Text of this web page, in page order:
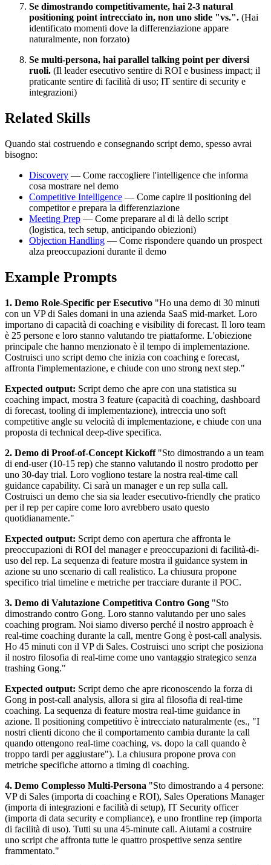
Se dimostrando competitivamente, hai 2-3 natural
positioning point intrecciato in, non uno slide "vs.". (Hai
identificato momenti dove la differenziazione appare
naturalmente, non forzato)
Se multi-persona, hai parallel talking point per diversi
ruoli. (Il leader esecutivo sentire di ROI e business impact; il
praticante sentire di facilità di uso; IT sentire di security e
integrazioni)
Related Skills
Quando stai costruendo e consegnando script demo, spesso avrai
bisogno:
Discovery — Come raccogliere l'intelligence che informa
cosa mostrare nel demo
Competitive Intelligence — Come capire il positioning del
competitor e prepara la differenziazione
Meeting Prep — Come preparare al di là dello script
(logistica, tech setup, anticipando obiezioni)
Objection Handling — Come rispondere quando un prospect
alza preoccupazioni durante il demo
Example Prompts
1. Demo Role-Specific per Esecutivo "Ho una demo di 30 minuti
con un VP di Sales domani in una azienda SaaS mid-market. Loro
importano di capacità di coaching e visibility di forecast. Il loro team
è 25 persone e loro stanno valutando tre piattaforme. L'obiezione
principale che hanno menzionato è il tempo di implementazione.
Costruisci uno script demo che inizia con coaching e forecast,
affronta l'implementazione, e chiude con uno strong next step."
Expected output: Script demo che apre con una statistica su
coaching impact, mostra 3 feature (capacità di coaching, dashboard
di forecast, tooling di implementazione), intreccia uno soft
competitive angle su velocità di implementazione, e chiude con una
proposta di technical deep-dive specifica.
2. Demo di Proof-of-Concept Kickoff"Sto dimostrando a un team
di end-user (10-15 rep) che stanno valutando il nostro prodotto per
uno 30-day trial. Loro vogliono testare la nostra real-time call
guidance capability. Ci sarà un manager e un rep sulla call.
Costruisci un demo che sia sia leader esecutivo-friendly che pratico
per il rep per capire come loro avrebbero usato questo
quotidianamente."
Expected output: Script demo con apertura che affronta le
preoccupazioni di ROI del manager e preoccupazioni di facilità-di-
uso del rep. La sequenza di feature mostra il guidance system in
azione su uno scenario di call realistico. La chiusura propone
specifico trial timeline e metriche per tracciare durante il POC.
3. Demo di Valutazione Competitiva Contro Gong "Sto
dimostrando contro Gong. Loro stanno valutando per uno sales
coaching program. Noi siamo diverso perché il nostro approach è
real-time coaching durante la call, mentre Gong è post-call analysis.
Ho 45 minuti con il VP di Sales. Costruisci uno script che posiziona
il nostro filosofia di real-time come uno vantaggio strategico senza
trashing Gong."
Expected output: Script demo che apre riconoscendo la forza di
Gong in post-call analysis, allora si gira al filosofia di real-time
coaching. La sequenza di feature mostra real-time guidance in
azione. Il positioning competitivo è intrecciato naturalmente (es., "I
nostri clienti dicono che il comportamento cambia durante la call
quando ottengono real-time coaching, vs. dopo la call quando è
troppo tardi per aggiustare"). La chiusura propone prova con
metriche specifiche attorno a timing di coaching.
4. Demo Complesso Multi-Persona "Sto dimostrando a 4 persone:
VP di Sales (importa di coaching e ROI), Sales Operations Manager
(importa di integrazioni e facilità di setup), IT Security officer
(importa di data security e compliance), e uno frontline rep (importa
di facilità di uso). Tutti su una 45-minute call. Aiutami a costruire
uno script che affronta tutte le quattro prospettive senza sentire
frammentato."